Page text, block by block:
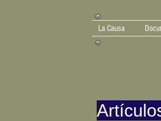
La Causa